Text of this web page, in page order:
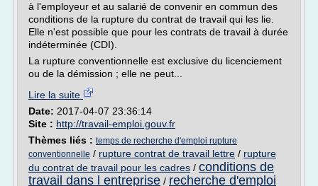
à l'employeur et au salarié de convenir en commun des
conditions de la rupture du contrat de travail qui les lie.
Elle n'est possible que pour les contrats de travail à durée
indéterminée (CDI).
La rupture conventionnelle est exclusive du licenciement
ou de la démission ; elle ne peut...
Lire la suite
Date: 2017-04-07 23:36:14
Site : http://travail-emploi.gouv.fr
Thèmes liés : temps de recherche d'emploi rupture
conventionnelle / rupture contrat de travail lettre / rupture
du contrat de travail pour les cadres / conditions de
travail dans l entreprise / recherche d'emploi